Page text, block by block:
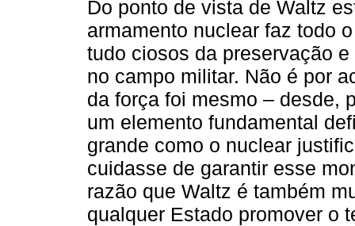
Do ponto de vista de Waltz
armamento nuclear faz todo
tudo ciosos da preservação
no campo militar. Não é por
da força foi mesmo – desde,
um elemento fundamental
grande como o nuclear
cuidasse de garantir esse
razão que Waltz é também
qualquer Estado promover o